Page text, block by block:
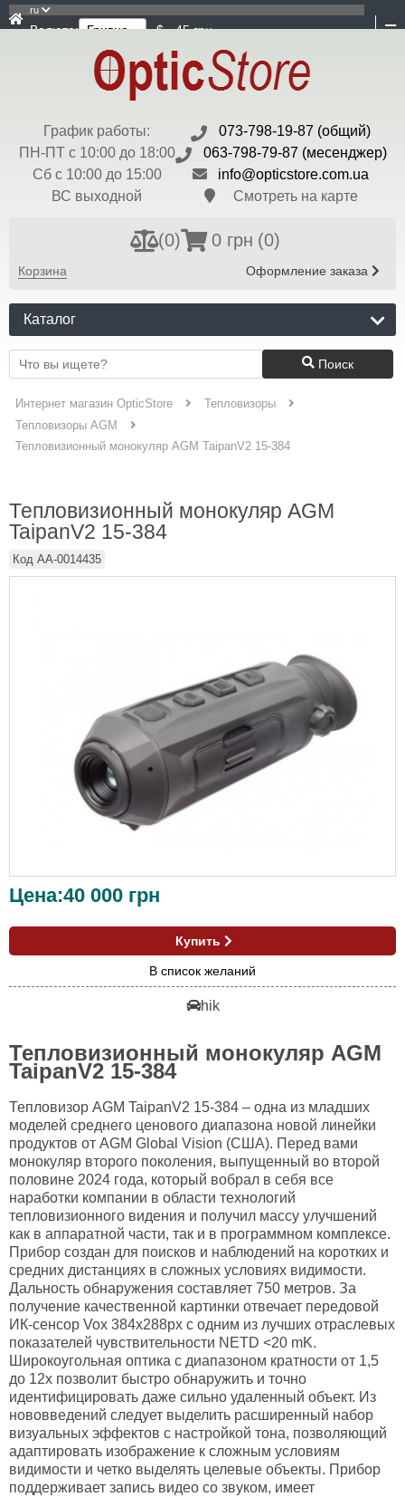
ru
Валюта: $ - 45 грн
График работы:
ПН-ПТ с 10:00 до 18:00
Сб с 10:00 до 15:00
ВС выходной
073-798-19-87 (общий)
063-798-79-87 (месенджер)
info@opticstore.com.ua
Смотреть на карте
(0) 0 грн (0)
Корзина Оформление заказа
Каталог
Поиск
Интернет магазин OpticStore
Тепловизоры
Тепловизоры AGM
Тепловизионный монокуляр AGM TaipanV2 15-384
Тепловизионный монокуляр AGM
TaipanV2 15-384
Код AA-0014435
Цена:40 000 грн
Купить
В список желаний
hik
Тепловизионный монокуляр AGM
TaipanV2 15-384
Тепловизор AGM TaipanV2 15-384 – одна из младших
моделей среднего ценового диапазона новой линейки
продуктов от AGM Global Vision (США). Перед вами
монокуляр второго поколения, выпущенный во второй
половине 2024 года, который вобрал в себя все
наработки компании в области технологий
тепловизионного видения и получил массу улучшений
как в аппаратной части, так и в программном комплексе.
Прибор создан для поисков и наблюдений на коротких и
средних дистанциях в сложных условиях видимости.
Дальность обнаружения составляет 750 метров. За
получение качественной картинки отвечает передовой
ИК-сенсор Vox 384х288px с одним из лучших отраслевых
показателей чувствительности NETD <20 mK.
Широкоугольная оптика с диапазоном кратности от 1,5
до 12х позволит быстро обнаружить и точно
идентифицировать даже сильно удаленный объект. Из
нововведений следует выделить расширенный набор
визуальных эффектов с настройкой тона, позволяющий
адаптировать изображение к сложным условиям
видимости и четко выделять целевые объекты. Прибор
поддерживает запись видео со звуком, имеет